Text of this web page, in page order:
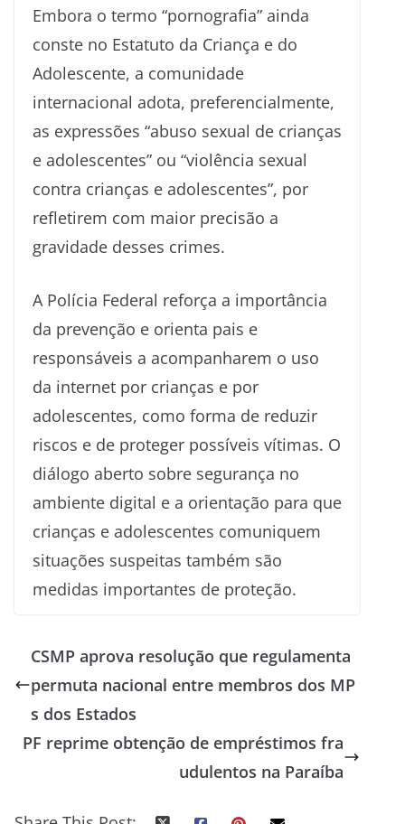
Embora o termo “pornografia” ainda
conste no Estatuto da Criança e do
Adolescente, a comunidade
internacional adota, preferencialmente,
as expressões “abuso sexual de crianças
e adolescentes” ou “violência sexual
contra crianças e adolescentes”, por
refletirem com maior precisão a
gravidade desses crimes.
A Polícia Federal reforça a importância
da prevenção e orienta pais e
responsáveis a acompanharem o uso
da internet por crianças e por
adolescentes, como forma de reduzir
riscos e de proteger possíveis vítimas. O
diálogo aberto sobre segurança no
ambiente digital e a orientação para que
crianças e adolescentes comuniquem
situações suspeitas também são
medidas importantes de proteção.
CSMP aprova resolução que regulamenta
permuta nacional entre membros dos MP
s dos Estados
PF reprime obtenção de empréstimos fra
udulentos na Paraíba